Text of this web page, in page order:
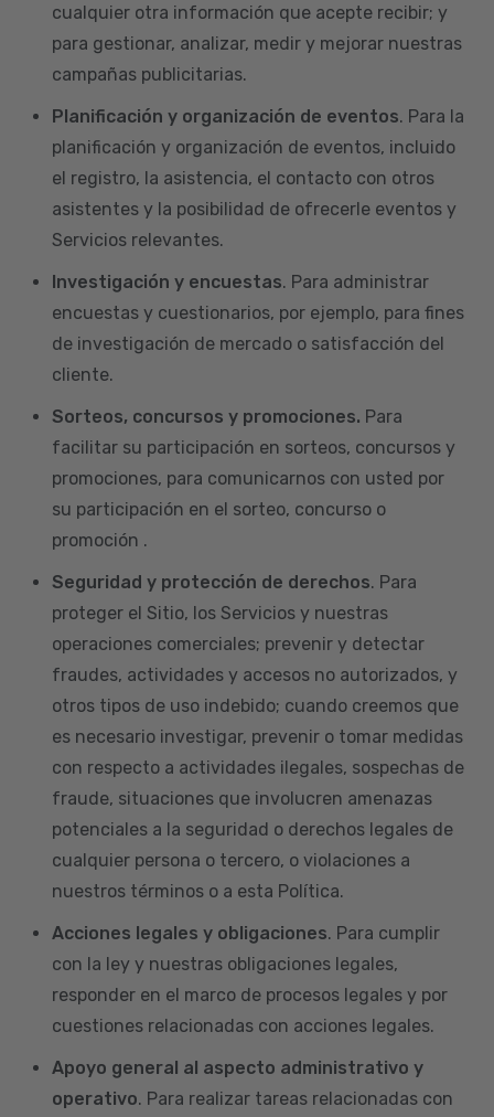
cualquier otra información que acepte recibir; y
para gestionar, analizar, medir y mejorar nuestras
campañas publicitarias.
Planificación y organización de eventos. Para la
planificación y organización de eventos, incluido
el registro, la asistencia, el contacto con otros
asistentes y la posibilidad de ofrecerle eventos y
Servicios relevantes.
Investigación y encuestas. Para administrar
encuestas y cuestionarios, por ejemplo, para fines
de investigación de mercado o satisfacción del
cliente.
Sorteos, concursos y promociones. Para
facilitar su participación en sorteos, concursos y
promociones, para comunicarnos con usted por
su participación en el sorteo, concurso o
promoción .
Seguridad y protección de derechos. Para
proteger el Sitio, los Servicios y nuestras
operaciones comerciales; prevenir y detectar
fraudes, actividades y accesos no autorizados, y
otros tipos de uso indebido; cuando creemos que
es necesario investigar, prevenir o tomar medidas
con respecto a actividades ilegales, sospechas de
fraude, situaciones que involucren amenazas
potenciales a la seguridad o derechos legales de
cualquier persona o tercero, o violaciones a
nuestros términos o a esta Política.
Acciones legales y obligaciones. Para cumplir
con la ley y nuestras obligaciones legales,
responder en el marco de procesos legales y por
cuestiones relacionadas con acciones legales.
Apoyo general al aspecto administrativo y
operativo. Para realizar tareas relacionadas con